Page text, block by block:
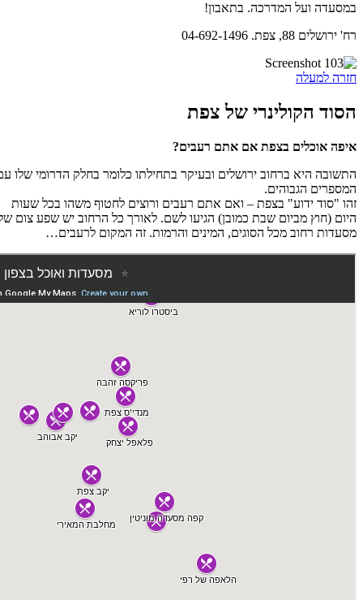
במסעדה ועל המדרכה. בתאבון!
רח' ירושלים 88, צפת. 04-692-1496
חזרה למעלה
הסוד הקולינרי של צפת
איפה אוכלים בצפת אם אתם רעבים?
התשובה היא ברחוב ירושלים ובעיקר בתחילתו כלומר בחלק הדרומי שלו עם
המספרים הגבוהים.
זהו "סוד ידוע" בצפת – ואם אתם רעבים ורוצים לחטוף משהו בכל שעות
היום (חוץ מביום שבת כמובן) הגיעו לשם. לאורך כל הרחוב יש שפע צום של
מסעדות רחוב מכל הסוגים, המינים והרמות. זה המקום לרעבים…